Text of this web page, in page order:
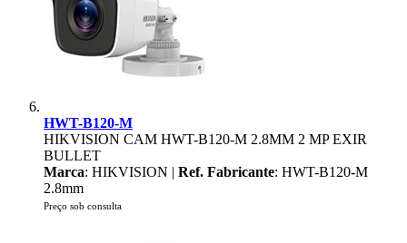
HWT-B120-M
HIKVISION CAM HWT-B120-M 2.8MM 2 MP EXIR
BULLET
Marca: HIKVISION | Ref. Fabricante: HWT-B120-M
2.8mm
Preço sob consulta